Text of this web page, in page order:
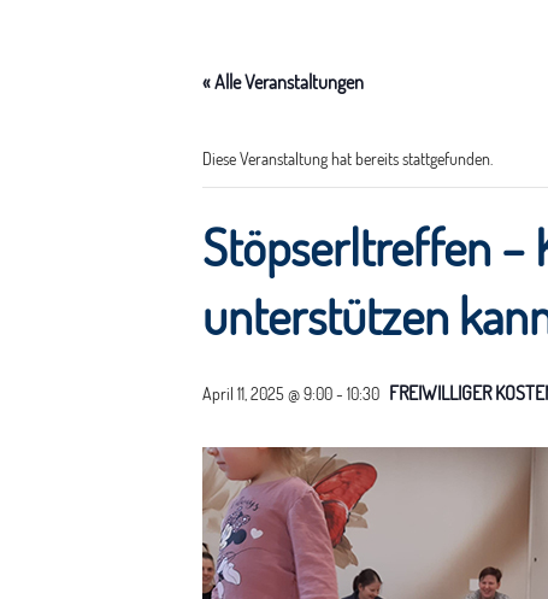
« Alle Veranstaltungen
Diese Veranstaltung hat bereits stattgefunden.
Stöpserltreffen –
unterstützen
April 11, 2025 @ 9:00- 10:30 FREIWILLIGER